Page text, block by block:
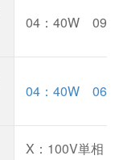
04：40W 09：
04：40W 06
X：100V単相